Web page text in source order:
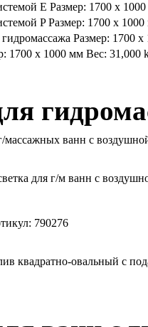
E Размер: 1700 x
P Размер: 1700 x
Размер: 1700
1700 x 1000 мм Вес: 31,000
массажных ванн с
для г/м ванн с
790276
квадратно-овальный с